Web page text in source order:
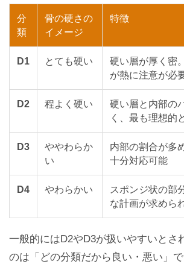
分
類
骨の硬さの
イメージ
特徴
D1 とても硬い
硬い層が厚く密
が熱に注意が必
D2 程よく硬い
硬い層と内部の
く、最も理想的
D3
ややわらか
い
内部の割合が多
十分対応可能
D4 やわらかい
スポンジ状の部
な計画が求めら
一般的にはD2やD3が扱いやすいとさ
のは「どの分類だから良い・悪い」で